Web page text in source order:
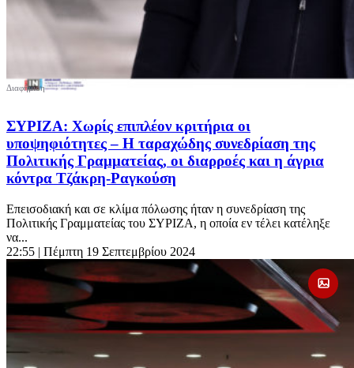
ΣΥΡΙΖΑ: Χωρίς επιπλέον κριτήρια οι
υποψηφιότητες – Η ταραχώδης συνεδρίαση της
Πολιτικής Γραμματείας, οι διαρροές και η άγρια
κόντρα Τζάκρη-Ραγκούση
Επεισοδιακή και σε κλίμα πόλωσης ήταν η συνεδρίαση της
Πολιτικής Γραμματείας του ΣΥΡΙΖΑ, η οποία εν τέλει κατέληξε
να...
22:55 | Πέμπτη 19 Σεπτεμβρίου 2024